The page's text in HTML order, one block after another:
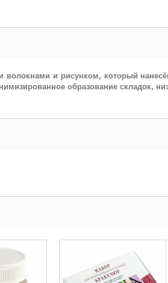
и рисунком, который
образование складок,